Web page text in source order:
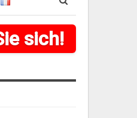
sich!